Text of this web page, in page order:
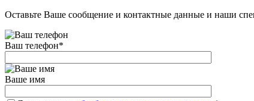
Оставьте Ваше сообщение и контактные данные и наши
Ваш телефон*
Ваше имя